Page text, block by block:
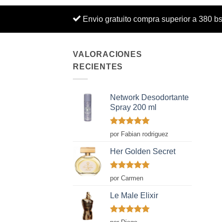
Envio gratuito compra superior a 380 bs
VALORACIONES
RECIENTES
Network Desodortante
Spray 200 ml
Valorado
con
por Fabian rodriguez
Her Golden Secret
Valorado
con
por Carmen
Le Male Elixir
Valorado